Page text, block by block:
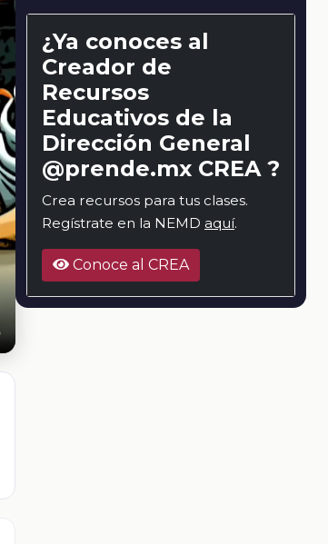
¿Ya conoces al
Creador de
Recursos
Educativos de la
Dirección General
@prende.mx CREA ?
Crea recursos para tus clases.
Regístrate en la NEMD aquí.
Conoce al CREA